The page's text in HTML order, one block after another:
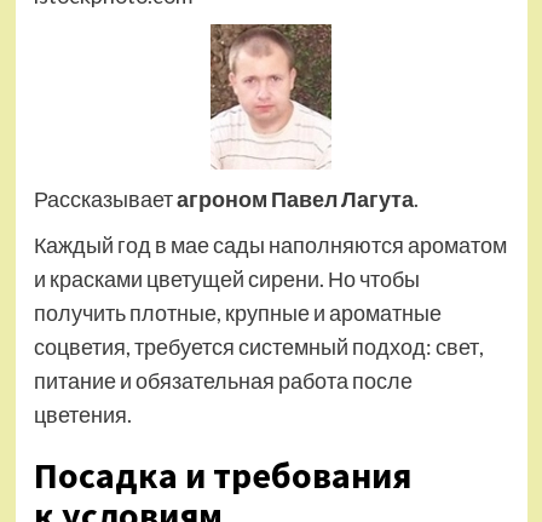
Рассказываетагроном Павел Лагута.
Каждый год в мае сады наполняются ароматом
и красками цветущей сирени. Но чтобы
получить плотные, крупные и ароматные
соцветия, требуется системный подход: свет,
питание и обязательная работа после
цветения.
Посадка и требования